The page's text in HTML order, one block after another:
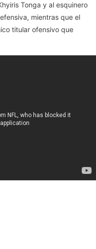
Tonga y al esquinero
mientras que el
titular ofensivo que